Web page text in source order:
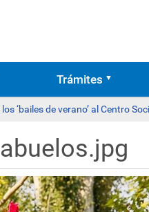
Trámites
‘bailes de verano’ al Centro